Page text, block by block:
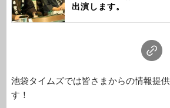
出演します。
池袋タイムズでは皆さまからの情報提
す！